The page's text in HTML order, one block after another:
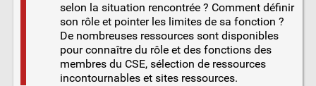
selon la situation rencontrée ? Comment définir
son rôle et pointer les limites de sa fonction ?
De nombreuses ressources sont disponibles
pour connaître du rôle et des fonctions des
membres du CSE, sélection de ressources
incontournables et sites ressources.